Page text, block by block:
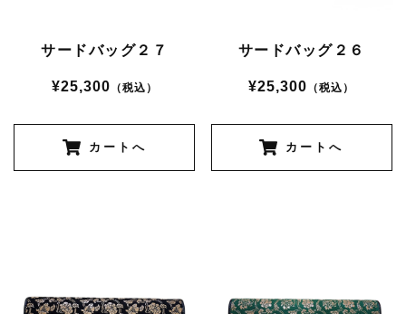
サードバッグ２７
¥25,300 （税込）
カートへ
サードバッグ２６
¥25,300 （税込）
カートへ